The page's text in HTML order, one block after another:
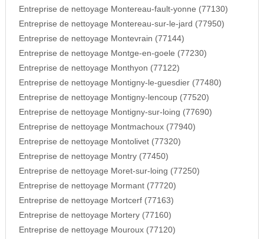
Entreprise de nettoyage Montereau-fault-yonne (77130)
Entreprise de nettoyage Montereau-sur-le-jard (77950)
Entreprise de nettoyage Montevrain (77144)
Entreprise de nettoyage Montge-en-goele (77230)
Entreprise de nettoyage Monthyon (77122)
Entreprise de nettoyage Montigny-le-guesdier (77480)
Entreprise de nettoyage Montigny-lencoup (77520)
Entreprise de nettoyage Montigny-sur-loing (77690)
Entreprise de nettoyage Montmachoux (77940)
Entreprise de nettoyage Montolivet (77320)
Entreprise de nettoyage Montry (77450)
Entreprise de nettoyage Moret-sur-loing (77250)
Entreprise de nettoyage Mormant (77720)
Entreprise de nettoyage Mortcerf (77163)
Entreprise de nettoyage Mortery (77160)
Entreprise de nettoyage Mouroux (77120)